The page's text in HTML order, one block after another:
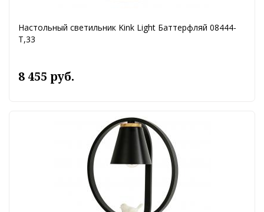
Настольный светильник Kink Light Баттерфляй 08444-
T,33
8 455 руб.